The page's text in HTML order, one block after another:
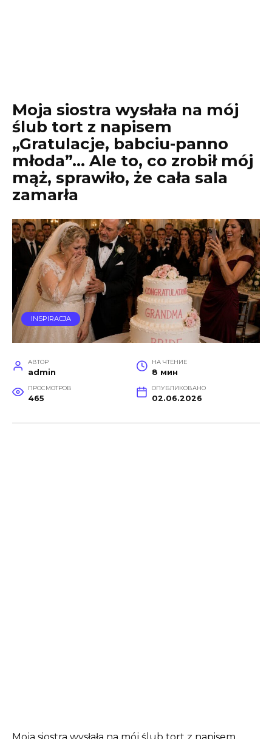
Moja siostra wysłała na mój
ślub tort z napisem
„Gratulacje, babciu-panno
młoda”… Ale to, co zrobił mój
mąż, sprawiło, że cała sala
zamarła
INSPIRACJA
АВТОР
admin
НА ЧТЕНИЕ
8 мин
ПРОСМОТРОВ
465
ОПУБЛИКОВАНО
02.06.2026